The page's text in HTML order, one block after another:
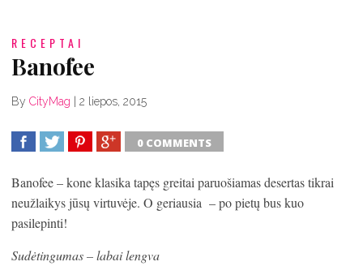
RECEPTAI
Banofee
By CityMag 2 liepos, 2015
0 COMMENTS
Banofee – kone klasika tapęs greitai paruošiamas desertas tikrai
neužlaikys jūsų virtuvėje. O geriausia – po pietų bus kuo
pasilepinti!
Sudėtingumas – labai lengva